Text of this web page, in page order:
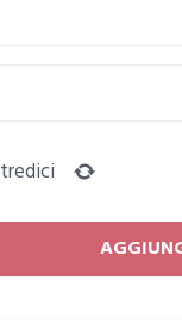
tredici